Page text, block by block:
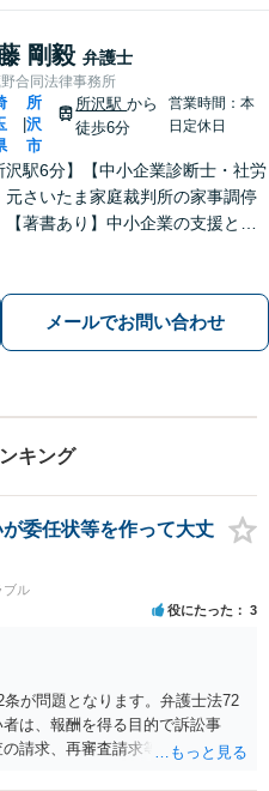
剛毅 弁護士
合同法律事務所
所
沢
市
所沢駅から
徒歩6分
営業時間：本
日定休日
沢駅6分】【中小企業診断士・社労
元さいたま家庭裁判所の家事調停
【著書あり】中小企業の支援と個
のニーズに応じた、最適な解決方
ご提案いたします。
メールでお問い合わせ
キング
委任状等を作って大丈
ブル
役にたった 3
が問題となります。弁護士法72
は、報酬を得る目的で訴訟事
請求、再審査請求等行政庁に対